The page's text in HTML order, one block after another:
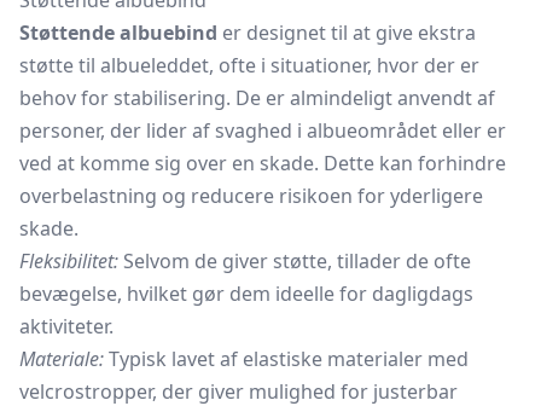
Støttende albuebind er designet til at give ekstra
støtte til albueleddet, ofte i situationer, hvor der er
behov for stabilisering. De er almindeligt anvendt af
personer, der lider af svaghed i albueområdet eller er
ved at komme sig over en skade. Dette kan forhindre
overbelastning og reducere risikoen for yderligere
skade.
Fleksibilitet: Selvom de giver støtte, tillader de ofte
bevægelse, hvilket gør dem ideelle for dagligdags
aktiviteter.
Materiale:Typisk lavet af elastiske materialer med
velcrostropper, der giver mulighed for justerbar